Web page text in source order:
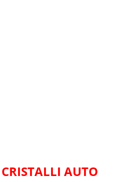
AUTO